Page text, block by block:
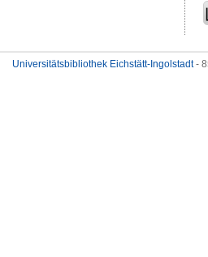
Universitätsbibliothek Eichstätt-Ingolstadt-